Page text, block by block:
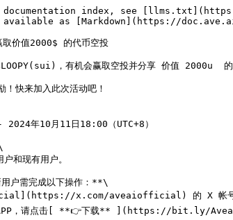
documentation index, see
available as [Markdown](https://
价值2000$ 的代币空投
，有机会赢取空投并分享 价值 2000u  的
！快来加入此次活动吧！
年10月11日18:00（UTC+8）
和现有用户。
户需完成以下操作：**\
x.com/aveaiofficial) 的 X 帐
APP，请点击[ **👉下载** ](https://bit.ly/